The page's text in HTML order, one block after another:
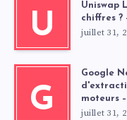
U
Uniswap
chiffres ?
juillet 31,
G
Google
moteurs
juillet 31,